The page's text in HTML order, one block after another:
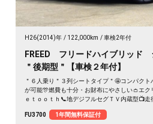
H26(2014)年 122,000km 車検2年付
FREED フリードハイブリッド
＂後期型＂【車検２年付】
＂６人乗り＂３列シートタイプ＂🤩コンパク
が可能🎊燃費も十分・お財布にやさしい👛エク
ｅｔｏｏｔｈ📞地デジフルセグＴＶ内蔵型📺走
クルーズコントロール機能付・高速道路も運転
FU3700 1年間無料保証付